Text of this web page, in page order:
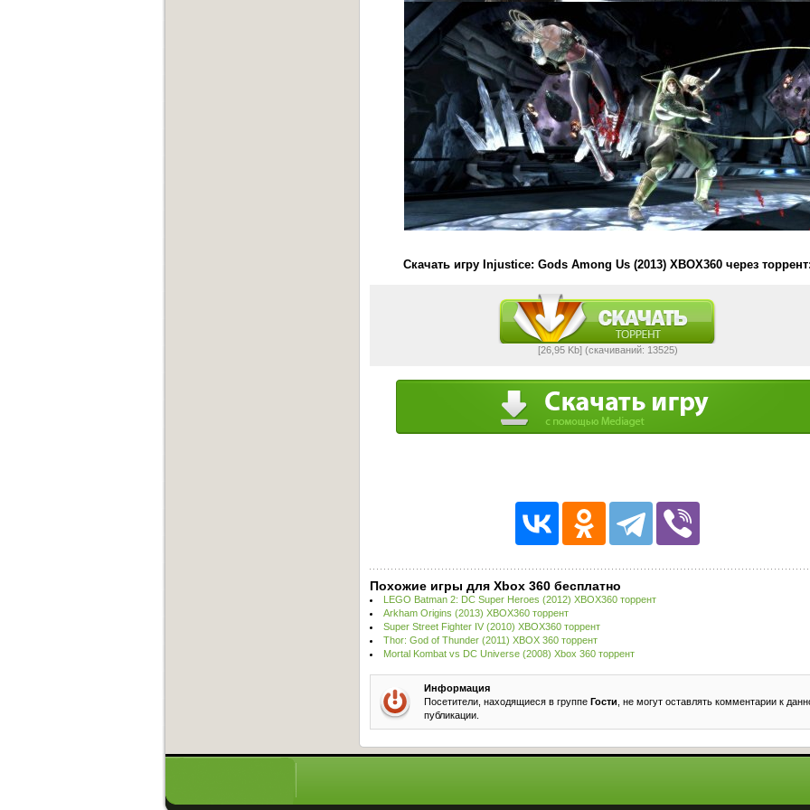
Скачать игру Injustice: Gods Among Us (2013) XBOX360 через
[26,95 Kb] (cкачиваний: 13525)
Похожие игры для Xbox 360 бесплатно
LEGO Batman 2: DC Super Heroes (2012) XBOX360 торрент
Arkham Origins (2013) XBOX360 торрент
Super Street Fighter IV (2010) XBOX360 торрент
Thor: God of Thunder (2011) XBOX 360 торрент
Mortal Kombat vs DC Universe (2008) Xbox 360 торрент
Информация
Посетители, находящиеся в группе Гости , не могут оставлять комментарии к
публикации.